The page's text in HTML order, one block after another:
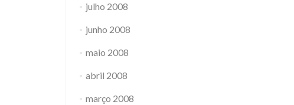
julho 2008
junho 2008
maio 2008
abril 2008
março 2008